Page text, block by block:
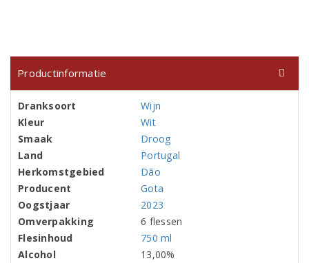
Productinformatie
Dranksoort
Wijn
Kleur
Wit
Smaak
Droog
Land
Portugal
Herkomstgebied
Dão
Producent
Gota
Oogstjaar
2023
Omverpakking
6 flessen
Flesinhoud
750 ml
Alcohol
13,00%